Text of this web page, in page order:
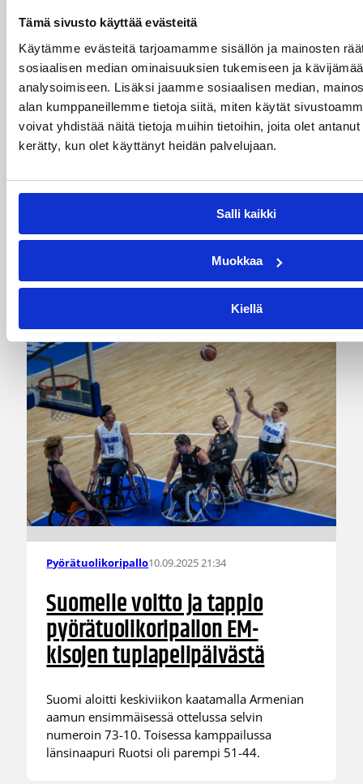
Tämä sivusto käyttää evästeitä
Käytämme evästeitä tarjoamamme sisällön ja mainosten
sosiaalisen median ominaisuuksien tukemiseen ja
analysoimiseen. Lisäksi jaamme sosiaalisen median,
alan kumppaneillemme tietoja siitä, miten käytät
voivat yhdistää näitä tietoja muihin tietoihin, joita olet
kerätty, kun olet käyttänyt heidän palvelujaan.
Salli kaikki
Muokkaa
Kiellä
Pyörätuolikoripallo11.09.2025 21:02
Suomi kaatoi Unkarin
pyörätuolikoriksen EM-kisoissa
Suomi nappasi pyörätuolikoripallon C-
kaatoi Unkarin selvin numeroin 73-15.
Pyörätuolikoripallo10.09.2025 21:34
Suomelle voitto ja tappio
pyörätuolikoripallon EM-
kisojen tuplapelipäivästä
Suomi aloitti keskiviikon kaatamalla Armenian
aamun ensimmäisessä ottelussa selvin
numeroin 73-10. Toisessa kamppailussa
länsinaapuri Ruotsi oli parempi 51-44.